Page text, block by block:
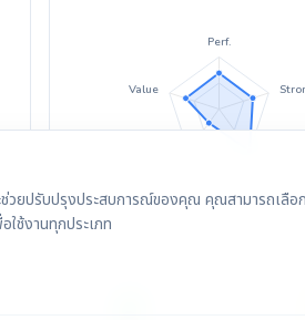
Perf.
Value
วยปรับปรุงประสบการณ์ของคุณ คุณสามารถเลือ
ใช้งานทุกประเภท